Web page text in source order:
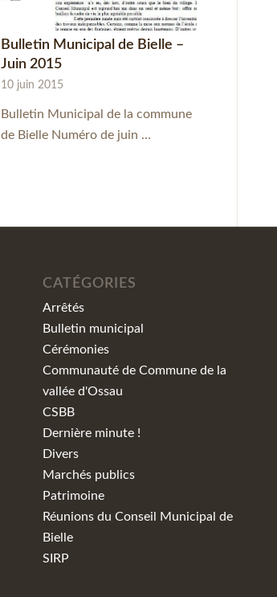
Bulletin Municipal de Bielle –
Juin 2015
10 juin 2015
Bulletin Municipal de la commune
de Bielle Numéro de juin …
CATÉGORIES
Arrêtés
Bulletin municipal
Cérémonies
Communauté de Commune de la
vallée d'Ossau
CSBB
Dernière minute !
Divers
Marchés publics
Patrimoine
Réunions du Conseil Municipal de
Bielle
SIRP